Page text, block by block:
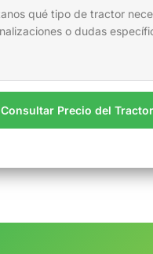
Consultar Precio del Tractor